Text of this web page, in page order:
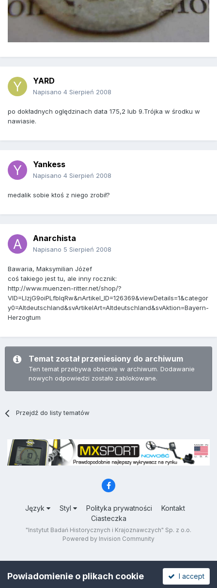
YARD
Napisano 4 Sierpień 2008
po dokładnych oględzinach data 175,2 lub 9.Trójka w środku w
nawiasie.
Yankess
Napisano 4 Sierpień 2008
medalik sobie ktoś z niego zrobił?
Anarchista
Napisano 5 Sierpień 2008
Bawaria, Maksymilian Józef
coś takiego jest tu, ale inny rocznik:
http://www.muenzen-ritter.net/shop/?
VID=LIzjG9oiPLfblqRw&nArtikel_ID=126369&viewDetails=1&categor
y0=Altdeutschland&svArtikelArt=Altdeutschland&svAktion=Bayern-
Herzogtum
Temat został przeniesiony do archiwum
Ten temat przebywa obecnie w archiwum. Dodawanie
nowych odpowiedzi zostało zablokowane.
Przejdź do listy tematów
Język Styl Polityka prywatności
Kontakt
Ciasteczka
"Instytut Badań Historycznych i Krajoznawczych" Sp. z o.o.
Powered by Invision Community
Powiadomienie o plikach cookie I accept